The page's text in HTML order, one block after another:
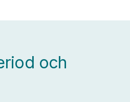
och